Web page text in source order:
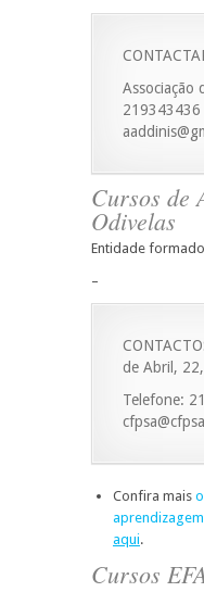
Associação
Cursos de
Odivelas
Entidade
–
de Abril,
Telefone:
Confira mais
aqui.
Cursos